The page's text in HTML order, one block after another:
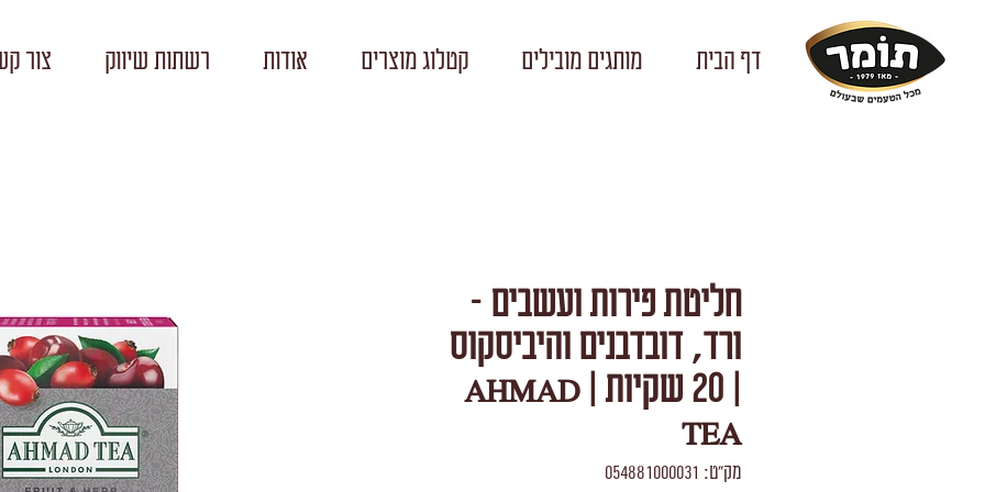
דף הבית מותגים מובילים קטלוג מוצרים אודות רשתות שיווק צור
חליטת פירות ועשבים -
ורד, דובדבנים והיביסקוס
| 20 שקיות | AHMAD
TEA
מק"ט: 054881000031